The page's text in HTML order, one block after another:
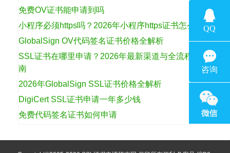
免费OV证书能申请到吗
小程序必须https吗？2026年小程序https证书怎么选
GlobalSign OV代码签名证书价格全解析
SSL证书在哪里申请？2026年最新渠道与全流程指
南
2026年GlobalSign SSL证书价格全解析
DigiCert SSL证书申请一年多少钱
免费代码签名证书如何申请